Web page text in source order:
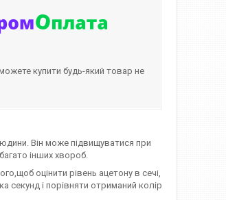
купити будь-який товар не
Він може підвищуватися при
інших хвороб.
оцінити рівень ацетону в сечі,
секунд і порівняти отриманий колір